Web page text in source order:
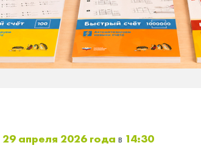
29 апреля 2026 года в 14:30